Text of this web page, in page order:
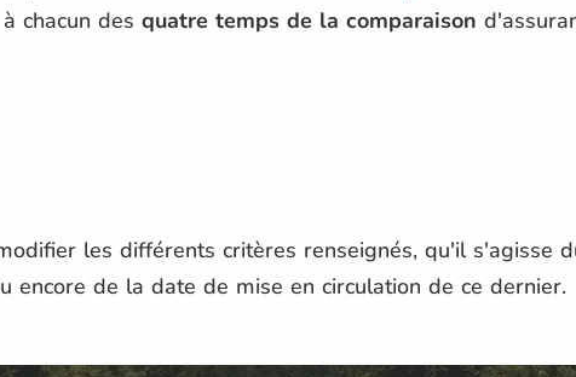
chacun des quatre temps de la comparaison
les différents critères renseignés, qu'il s'agisse
encore de la date de mise en circulation de ce dernier.